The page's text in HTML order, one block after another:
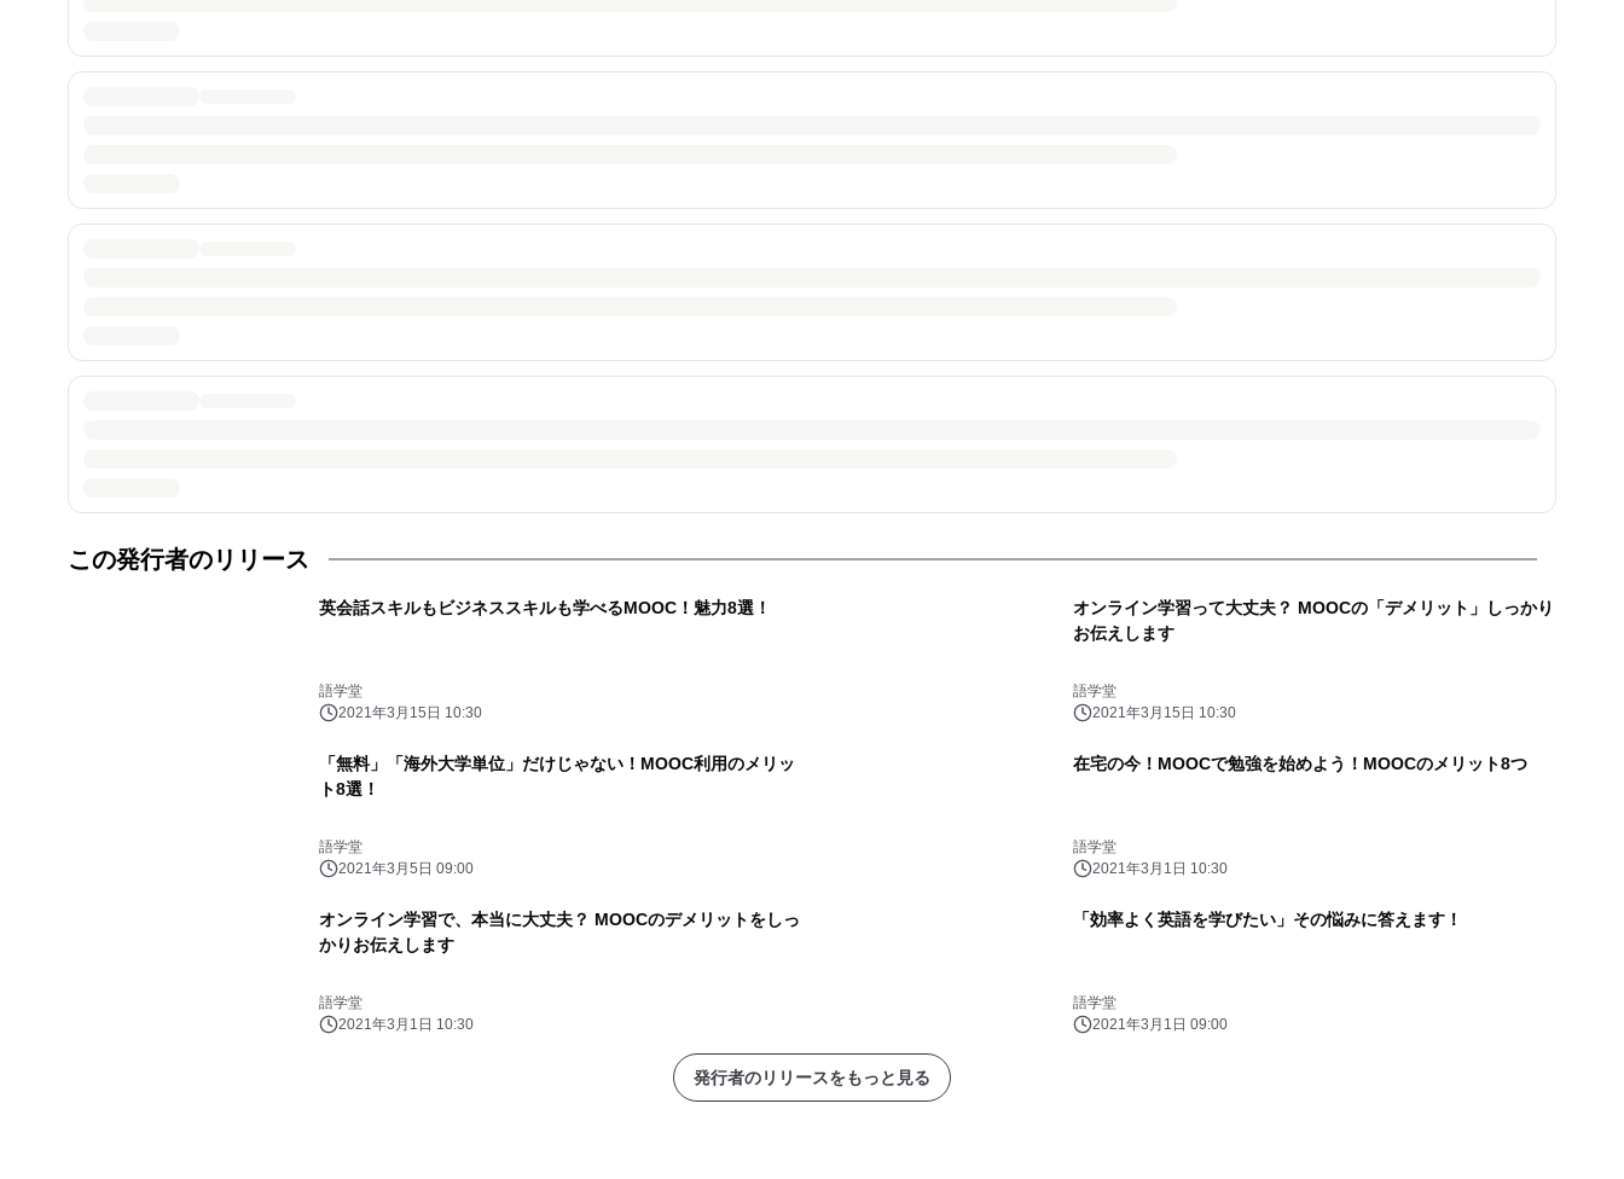
この発行者のリリース
英会話スキルもビジネススキルも学べるMOOC！魅力8選！
語学堂
2021年3月15日 10:30
オンライン学習って大丈夫？ MOOCの「デメリット」しっかり
お伝えします
語学堂
2021年3月15日 10:30
「無料」「海外大学単位」だけじゃない！MOOC利用のメリッ
ト8選！
語学堂
2021年3月5日 09:00
在宅の今！MOOCで勉強を始めよう！MOOCのメリット8つ
語学堂
2021年3月1日 10:30
オンライン学習で、本当に大丈夫？ MOOCのデメリットをしっ
かりお伝えします
語学堂
2021年3月1日 10:30
「効率よく英語を学びたい」その悩みに答えます！
語学堂
2021年3月1日 09:00
発行者のリリースをもっと見る